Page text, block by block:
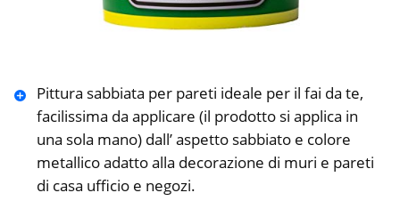
Pittura sabbiata per pareti ideale per il fai da te,
facilissima da applicare (il prodotto si applica in
una sola mano) dall’ aspetto sabbiato e colore
metallico adatto alla decorazione di muri e pareti
di casa ufficio e negozi.